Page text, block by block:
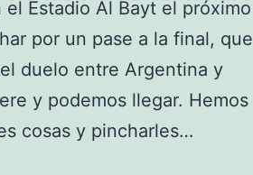
Estadio Al Bayt el próximo
por un pase a la final, que
duelo entre Argentina y
y podemos llegar. Hemos
cosas y pincharles…